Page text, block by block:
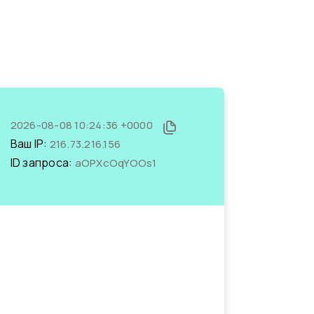
2026-08-08 10:24:36 +0000
Ваш IP: 216.73.216.156
ID запроса: aOPXcOqYOOs1